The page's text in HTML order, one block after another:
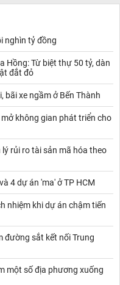
nghìn tỷ đồng
Hồng: Từ biệt thự 50 tỷ, dàn
đắt đỏ
xe ngầm ở Bến Thành
không gian phát triển cho
rủi ro tài sản mã hóa theo
4 dự án 'ma' ở TP HCM
nhiệm khi dự án chậm tiến
đường sắt kết nối Trung
một số địa phương xuống